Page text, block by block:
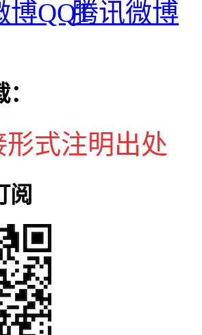
博 腾讯微博
式注明出处
阅